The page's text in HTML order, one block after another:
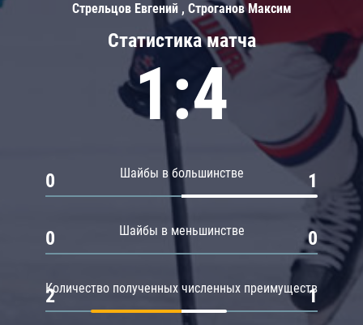
Статистика матча
1:4
Шайбы в большинстве
0 1
Шайбы в меньшинстве
0 0
Количество полученных численных преимуществ
2 1
Стрельцов Евгений , Строганов Максим